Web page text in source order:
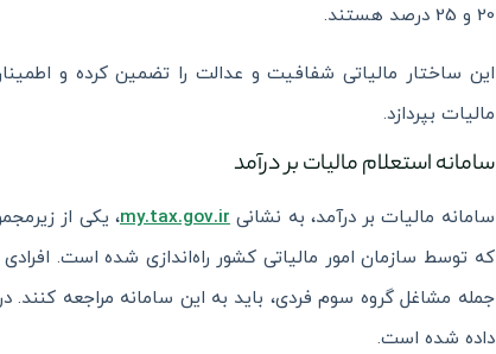
20 و 25 درصد هستند.
این ساختار مالیاتی شفافیت و عدالت را تضمین کرده و
مالیات بپردازد.
سامانه استعلام مالیات بر درآمد
سامانه مالیات بر درآمد، به نشانیmy.tax.gov.ir
که توسط سازمان امور مالیاتی کشور راه‌اندازی شده است.
جمله مشاغل گروه سوم فردی، باید به این سامانه مراجعه
داده شده است.